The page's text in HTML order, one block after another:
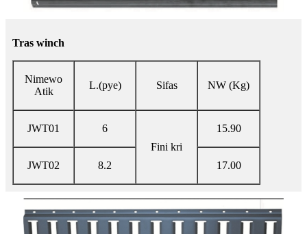
Tras winch
Nimewo
Atik
L.(pye) Sifas NW (Kg)
JWT01
6
Fini kri
15.90
JWT02 8.2 17.00